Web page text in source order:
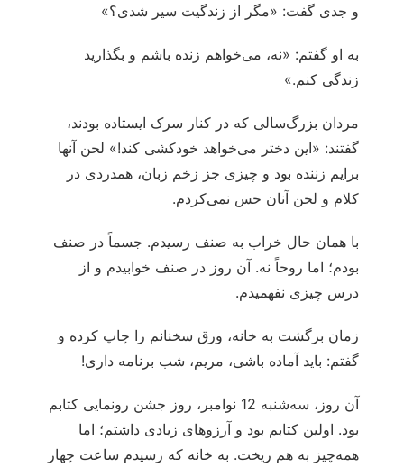
و جدی گفت: «مگر از زندگیت سیر شدی؟»
به او گفتم: «نه، می‌خواهم زنده باشم و بگذارید
زندگی کنم.»
مردان بزرگ‌سالی که در کنار سرک ایستاده بودند،
گفتند: «این دختر می‌خواهد خودکشی کند!» لحن آنها
برایم زننده بود و چیزی جز زخم زبان، همدردی در
کلام و لحن آنان حس نمی‌کردم.
با همان حال خراب به صنف رسیدم. جسماً در صنف
بودم؛ اما روحاً نه. آن روز در صنف خوابیدم و از
درس چیزی نفهمیدم.
زمان برگشت به خانه، ورق سخنانم را چاپ کرده و
گفتم: باید آماده باشی، مریم، شب برنامه داری!
آن روز، سه‌شنبه 12 نوامبر، روز جشن رونمایی کتابم
بود. اولین کتابم بود و آرزوهای زیادی داشتم؛ اما
همه‌چیز به هم ریخت. به خانه که رسیدم ساعت چهار